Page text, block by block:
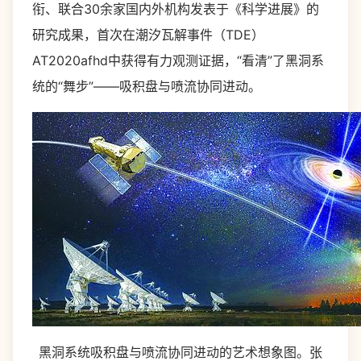
衔、联合30余家国内外机构发表于《科学进展》的
研究成果，首次在潮汐瓦解事件（TDE）
AT2020afhd中获得有力观测证据，“看清”了黑洞系
统的“舞步”——吸积盘与喷流协同进动。
黑洞系统吸积盘与喷流协同进动的艺术想象图。张